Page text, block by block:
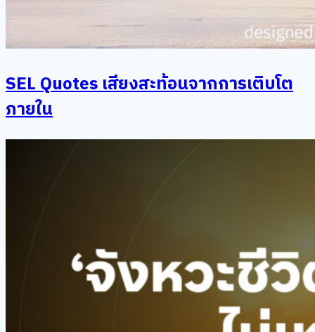
SEL Quotes เสียงสะท้อนจากการเติบโต
ภายใน